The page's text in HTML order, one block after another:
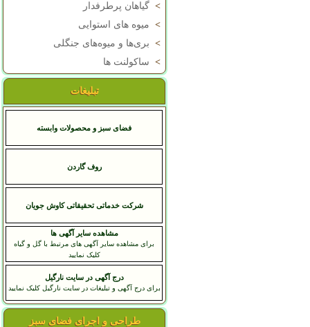
> گیاهان پرطرفدار
> میوه های استوایی
> بری‌ها و میوه‌های جنگلی
> ساکولنت ها
تبلیغات
فضای سبز و محصولات وابسته
روف گاردن
شرکت خدماتی تحقیقاتی کاوش جویان
مشاهده سایر آگهی ها
برای مشاهده سایر آگهی های مرتبط با گل و گیاه
کلیک نمایید
درج آگهی در سایت نارگیل
برای درج آگهی و تبلیغات در سایت نارگیل کلیک نمایید
طراحی و اجرای فضای سبز